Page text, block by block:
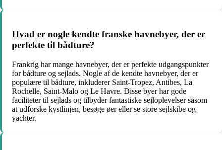
Hvad er nogle kendte franske havnebyer, der er
perfekte til bådture?
Frankrig har mange havnebyer, der er perfekte udgangspunkter
for bådture og sejlads. Nogle af de kendte havnebyer, der er
populære til bådture, inkluderer Saint-Tropez, Antibes, La
Rochelle, Saint-Malo og Le Havre. Disse byer har gode
faciliteter til sejlads og tilbyder fantastiske sejloplevelser såsom
at udforske kystlinjen, besøge øer eller se store sejlskibe og
yachter.